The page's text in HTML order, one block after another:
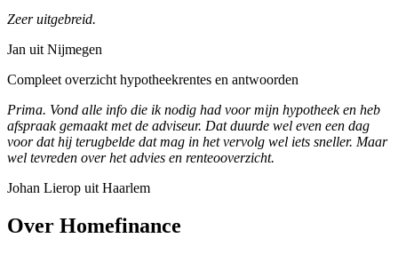
Zeer uitgebreid.
Jan uit Nijmegen
Compleet overzicht hypotheekrentes en antwoorden
Prima. Vond alle info die ik nodig had voor mijn hypotheek en heb
afspraak gemaakt met de adviseur. Dat duurde wel even een dag
voor dat hij terugbelde dat mag in het vervolg wel iets sneller. Maar
wel tevreden over het advies en renteooverzicht.
Johan Lierop uit Haarlem
Over Homefinance